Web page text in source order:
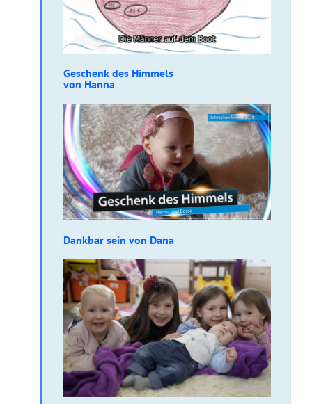
Geschenk des Himmels
von Hanna
Dankbar sein von Dana